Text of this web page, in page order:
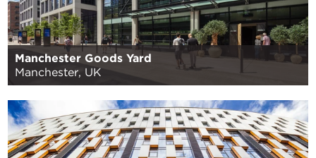
Manchester Goods Yard
Manchester, UK